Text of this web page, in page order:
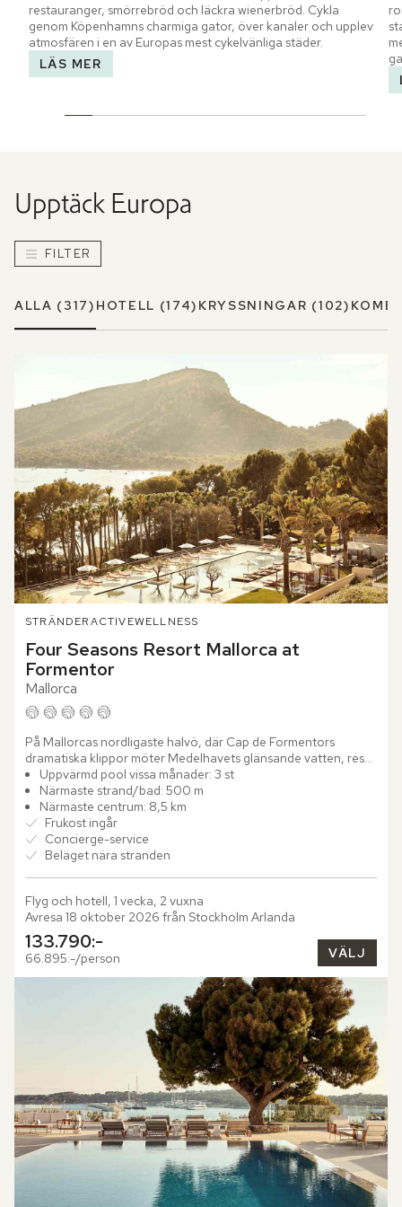
restauranger, smörrebröd och läckra wienerbröd. Cykla
genom Köpenhamns charmiga gator, över kanaler och upplev
atmosfären i en av Europas mest cykelvänliga städer.
LÄS MER
Upptäck Europa
FILTER
ALLA (317) HOTELL (174) KRYSSNINGAR (102)
STRÄNDERACTIVEWELLNESS
Four Seasons Resort Mallorca at
Formentor
Mallorca
På Mallorcas nordligaste halvö, där Cap de Formentors
dramatiska klippor möter Medelhavets glänsande vatten, reser
sig Four Seasons Resort Mallorca at Formentor bland...
Uppvärmd pool vissa månader: 3 st
Närmaste strand/bad: 500 m
Närmaste centrum: 8,5 km
Frukost ingår
Concierge-service
Beläget nära stranden
Flyg och hotell, 1 vecka, 2 vuxna
Avresa 18 oktober 2026 från Stockholm Arlanda
133.790:-
66.895:-/person VÄLJ